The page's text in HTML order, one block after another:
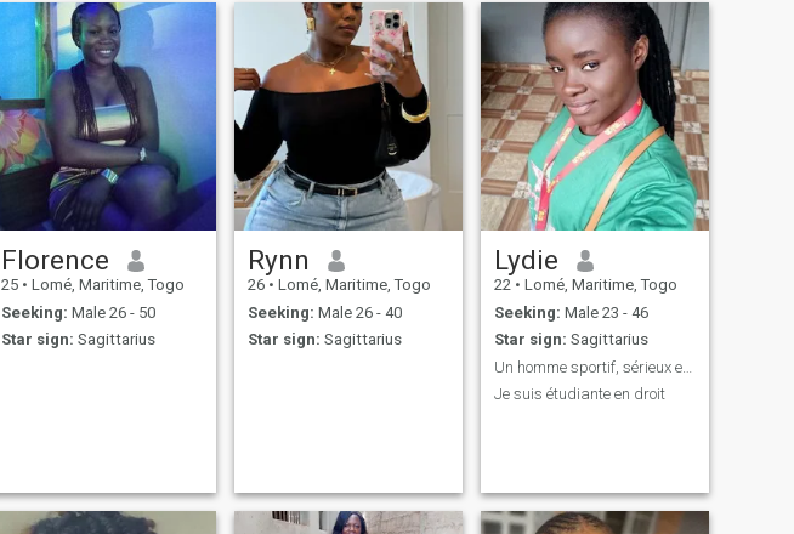
Florence
25 • Lomé, Maritime, Togo
Seeking: Male 26 - 50
Star sign: Sagittarius
Rynn
26 • Lomé, Maritime, Togo
Seeking: Male 26 - 40
Star sign: Sagittarius
Lydie
22 • Lomé, Maritime, Togo
Seeking: Male 23 - 46
Star sign: Sagittarius
Un homme sportif, sérieux et gentil
Je suis étudiante en droit